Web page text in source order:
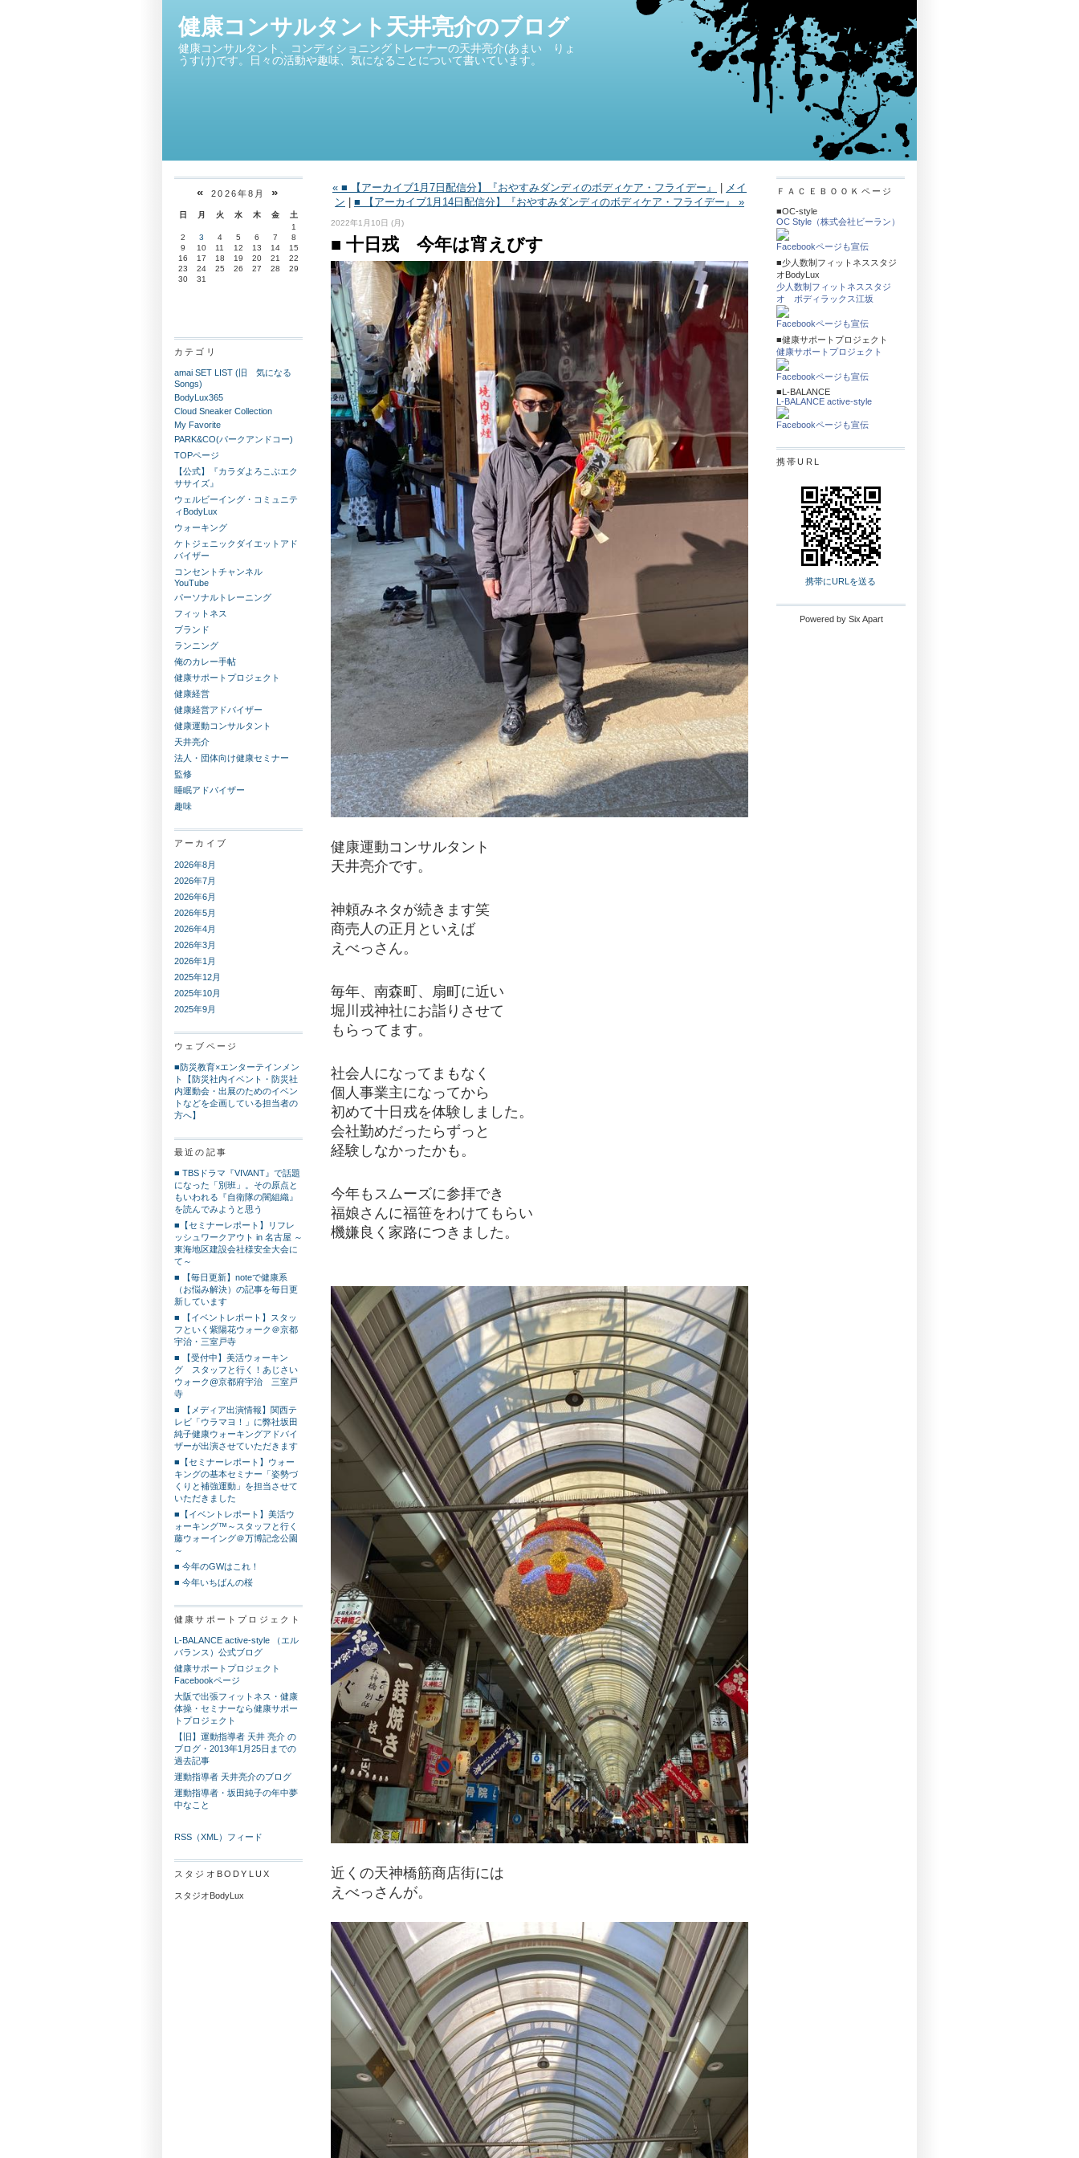
健康コンサルタント天井亮介のブログ
健康コンサルタント、コンディショニングトレーナーの天井亮介(あまい りょ
うすけ)です。日々の活動や趣味、気になることについて書いています。
«2026年8月 »
日 月 火 水 木 金
土
1
2
3 4 5 6 7
8
9
10 11 12 13 14
15
16
17 18 19 20 21
22
23
24 25 26 27 28
29
30
31
カテゴリ
amai SET LIST (旧 気になる
Songs)
BodyLux365
Cloud Sneaker Collection
My Favorite
PARK&CO(パークアンドコー)
TOPページ
【公式】『カラダよろこぶエク
ササイズ』
ウェルビーイング・コミュニテ
ィBodyLux
ウォーキング
ケトジェニックダイエットアド
バイザー
コンセントチャンネル
YouTube
パーソナルトレーニング
フィットネス
ブランド
ランニング
俺のカレー手帖
健康サポートプロジェクト
健康経営
健康経営アドバイザー
健康運動コンサルタント
天井亮介
法人・団体向け健康セミナー
監修
睡眠アドバイザー
趣味
アーカイブ
2026年8月
2026年7月
2026年6月
2026年5月
2026年4月
2026年3月
2026年1月
2025年12月
2025年10月
2025年9月
ウェブページ
■防災教育×エンターテインメン
ト【防災社内イベント・防災社
内運動会・出展のためのイベン
トなどを企画している担当者の
方へ】
最近の記事
■ TBSドラマ『VIVANT』で話題
になった「別班」。その原点と
もいわれる『自衛隊の闇組織』
を読んでみようと思う
■【セミナーレポート】リフレ
ッシュワークアウト in 名古屋 ～
東海地区建設会社様安全大会に
て～
■ 【毎日更新】noteで健康系
（お悩み解決）の記事を毎日更
新しています
■ 【イベントレポート】スタッ
フといく紫陽花ウォーク＠京都
宇治・三室戸寺
■ 【受付中】美活ウォーキン
グ スタッフと行く！あじさい
ウォーク@京都府宇治 三室戸
寺
■ 【メディア出演情報】関西テ
レビ「ウラマヨ！」に弊社坂田
純子健康ウォーキングアドバイ
ザーが出演させていただきます
■【セミナーレポート】ウォー
キングの基本セミナー「姿勢づ
くりと補強運動」を担当させて
いただきました
■【イベントレポート】美活ウ
ォーキング™～スタッフと行く
藤ウォーイング＠万博記念公園
～
■ 今年のGWはこれ！
■ 今年いちばんの桜
健康サポートプロジェクト
L-BALANCE active-style （エル
バランス）公式ブログ
健康サポートプロジェクト
Facebookページ
大阪で出張フィットネス・健康
体操・セミナーなら健康サポー
トプロジェクト
【旧】運動指導者 天井 亮介 の
ブログ・2013年1月25日までの
過去記事
運動指導者 天井亮介のブログ
運動指導者・坂田純子の年中夢
中なこと
RSS（XML）フィード
スタジオBODYLUX
スタジオBodyLux
« ■ 【アーカイブ1月7日配信分】『おやすみダンディのボディケア・フライデー』
メイ
ン
■ 【アーカイブ1月14日配信分】『おやすみダンディのボディケア・フライデー』 »
2022年1月10日 (月)
■ 十日戎 今年は宵えびす
健康運動コンサルタント
天井亮介です。
神頼みネタが続きます笑
商売人の正月といえば
えべっさん。
毎年、南森町、扇町に近い
堀川戎神社にお詣りさせて
もらってます。
社会人になってまもなく
個人事業主になってから
初めて十日戎を体験しました。
会社勤めだったらずっと
経験しなかったかも。
今年もスムーズに参拝でき
福娘さんに福笹をわけてもらい
機嫌良く家路につきました。
近くの天神橋筋商店街には
えべっさんが。
ＦＡＣＥＢＯＯＫページ
■OC-style
OC Style（株式会社ビーラン）
Facebookページも宣伝
■少人数制フィットネススタジ
オBodyLux
少人数制フィットネススタジ
オ ボディラックス江坂
Facebookページも宣伝
■健康サポートプロジェクト
健康サポートプロジェクト
Facebookページも宣伝
■L-BALANCE
L-BALANCE active-style
Facebookページも宣伝
携帯URL
携帯にURLを送る
Powered by Six Apart